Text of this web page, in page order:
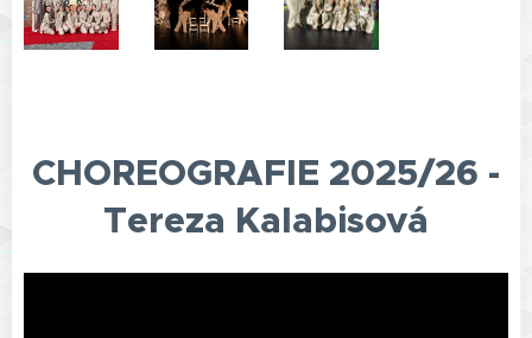
CHOREOGRAFIE 2025/26 -
Tereza Kalabisová